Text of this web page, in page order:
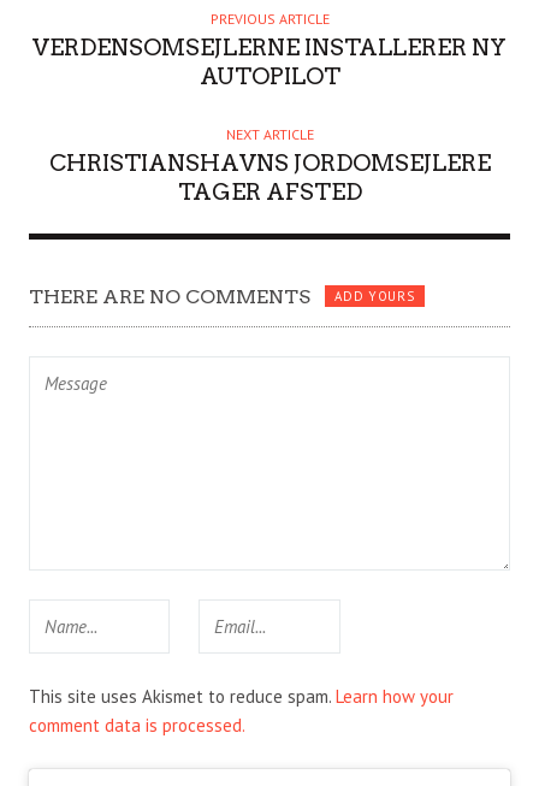
O
PREVIOUS ARTICLE
VERDENSOMSEJLERNE INSTALLERER NY
AUTOPILOT
NEXT ARTICLE
CHRISTIANSHAVNS JORDOMSEJLERE
TAGER AFSTED
THERE ARE NO COMMENTS ADD YOURS
This site uses Akismet to reduce spam. Learn how your
comment data is processed.